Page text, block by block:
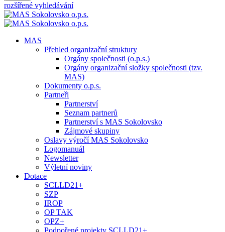
rozšířené vyhledávání
MAS
Přehled organizační struktury
Orgány společnosti (o.p.s.)
Orgány organizační složky společnosti (tzv.
MAS)
Dokumenty o.p.s.
Partneři
Partnerství
Seznam partnerů
Partnerství s MAS Sokolovsko
Zájmové skupiny
Oslavy výročí MAS Sokolovsko
Logomanuál
Newsletter
Výletní noviny
Dotace
SCLLD21+
SZP
IROP
OP TAK
OPZ+
Podpořené projekty SCLLD21+